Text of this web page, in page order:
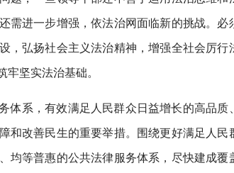
需进一步增强，依法治网面临新的挑战。
，弘扬社会主义法治精神，增强全社会厉
坚实法治基础。
体系，有效满足人民群众日益增长的高品
和改善民生的重要举措。围绕更好满足人
均等普惠的公共法律服务体系，尽快建成